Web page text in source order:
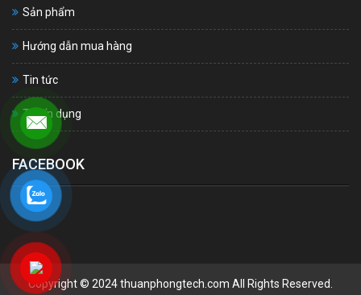
Sản phẩm
Hướng dẫn mua hàng
Tin tức
Tuyển dụng
FACEBOOK
Copyright © 2024 thuanphongtech.com All Rights Reserved.